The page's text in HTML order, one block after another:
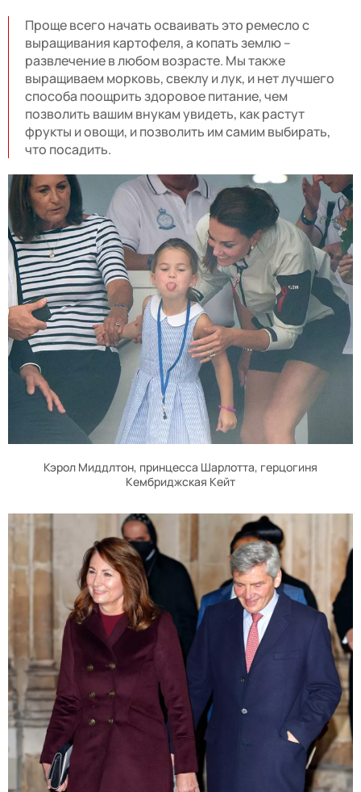
Проще всего начать осваивать это ремесло с
выращивания картофеля, а копать землю –
развлечение в любом возрасте. Мы также
выращиваем морковь, свеклу и лук, и нет лучшего
способа поощрить здоровое питание, чем
позволить вашим внукам увидеть, как растут
фрукты и овощи, и позволить им самим выбирать,
что посадить.
Кэрол Миддлтон, принцесса Шарлотта, герцогиня
Кембриджская Кейт